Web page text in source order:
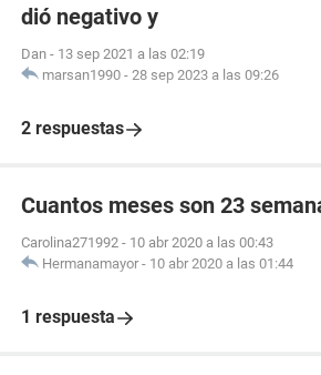
dió negativo y
Dan - 13 sep 2021 a las 02:19
marsan1990 - 28 sep 2023 a las 09:26
2 respuestas
Cuantos meses son 23
Carolina271992 - 10 abr 2020 a las 00:43
Hermanamayor - 10 abr 2020 a las 01:44
1 respuesta